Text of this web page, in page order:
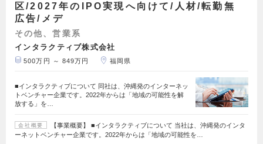
区/2027年のIPO実現へ向けて/人材/転勤無
広告/メデ
その他、営業系
インタラクティブ株式会社
500万円 ～ 849万円 福岡県
■インタラクティブについて 同社は、沖縄発のインターネッ
トベンチャー企業です。2022年からは「地域の可能性を解
放する」を…
会社概要
【事業概要】 ■インタラクティブについて 当社は、沖縄発のインタ
ーネットベンチャー企業です。2022年からは「地域の可能性を…